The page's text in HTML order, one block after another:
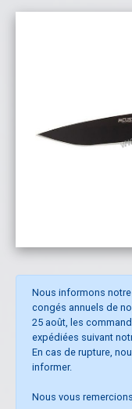
Nous informons
congés annuels de
25 août, les
expédiées suivant
En cas de rupture,
informer.
Nous vous